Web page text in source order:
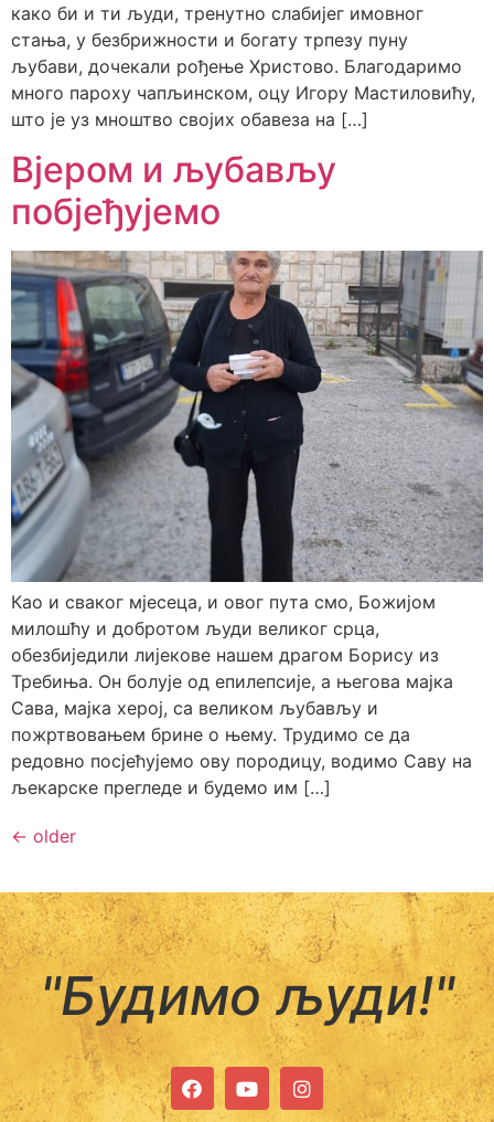
како би и ти људи, тренутно слабијег имовног
стања, у безбрижности и богату трпезу пуну
љубави, дочекали рођење Христово. Благодаримо
много пароху чапљинском, оцу Игору Мастиловићу,
што је уз мноштво својих обавеза на […]
Вјером и љубављу
побјеђујемо
Као и сваког мјесеца, и овог пута смо, Божијом
милошћу и добротом људи великог срца,
обезбиједили лијекове нашем драгом Борису из
Требиња. Он болује од епилепсије, а његова мајка
Сава, мајка херој, са великом љубављу и
пожртвовањем брине о њему. Трудимо се да
редовно посјећујемо ову породицу, водимо Саву на
љекарске прегледе и будемо им […]
← older
"Будимо људи!"